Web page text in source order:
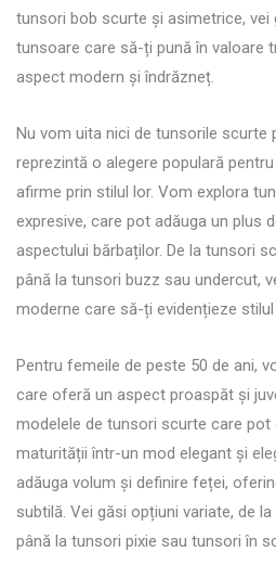
tunsori bob scurte și asimetrice, vei
tunsoare care să-ți pună în valoare
aspect modern și îndrăzneț.
Nu vom uita nici de tunsorile scurte
reprezintă o alegere populară
afirme prin stilul lor. Vom explora
expresive, care pot adăuga un plus
aspectului bărbaților. De la tunsori
până la tunsori buzz sau undercut,
moderne care să-ți evidențieze stilul
Pentru femeile de peste 50 de ani,
care oferă un aspect proaspăt și
modelele de tunsori scurte care pot
maturității într-un mod elegant și
adăuga volum și definire feței,
subtilă. Vei găsi opțiuni variate, de
până la tunsori pixie sau tunsori în